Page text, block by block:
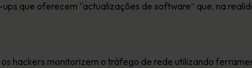
que oferecem “actualizações de software” que, na
hackers monitorizem o tráfego de rede utilizando